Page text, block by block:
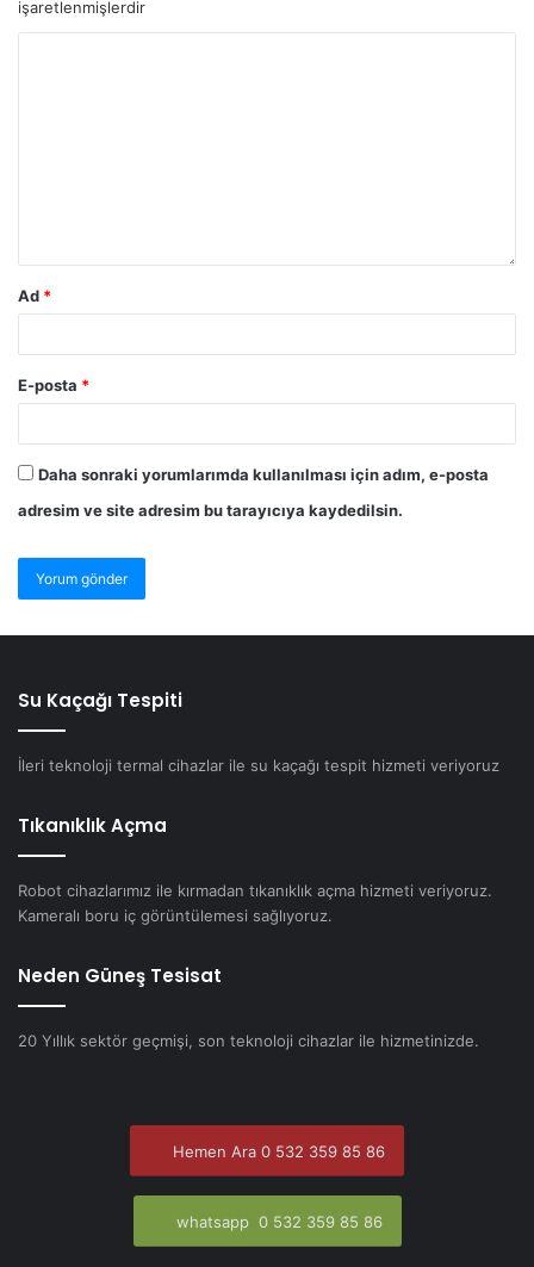
işaretlenmişlerdir
Ad *
E-posta *
Daha sonraki yorumlarımda kullanılması için adım, e-posta
adresim ve site adresim bu tarayıcıya kaydedilsin.
Su Kaçağı Tespiti
İleri teknoloji termal cihazlar ile su kaçağı tespit hizmeti veriyoruz
Tıkanıklık Açma
Robot cihazlarımız ile kırmadan tıkanıklık açma hizmeti veriyoruz.
Kameralı boru iç görüntülemesi sağlıyoruz.
Neden Güneş Tesisat
20 Yıllık sektör geçmişi, son teknoloji cihazlar ile hizmetinizde.
Hemen Ara 0 532 359 85 86
whatsapp 0 532 359 85 86